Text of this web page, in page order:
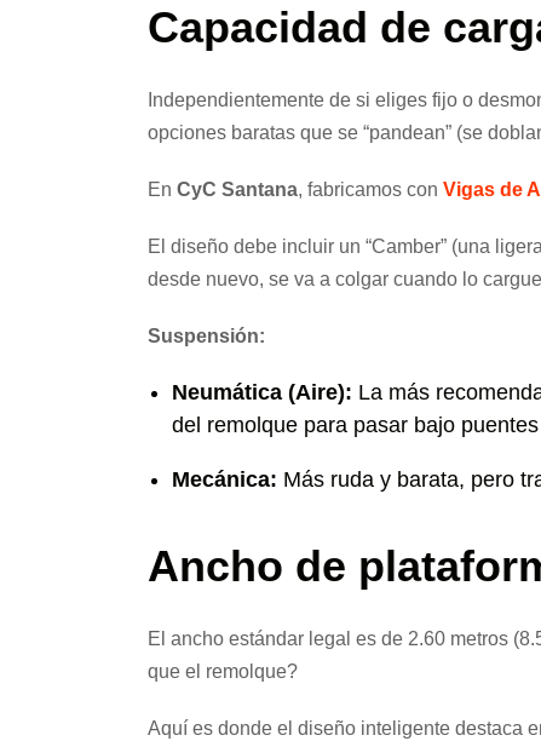
Capacidad de
Independientemente de si eliges fijo o
opciones baratas que se “pandean” (se
En CyC Santana, fabricamos con Vigas de
El diseño debe incluir un “Camber” (una
desde nuevo, se va a colgar cuando lo
Suspensión:
Neumática (Aire): La más
del remolque para pasar bajo
Mecánica: Más ruda y barata, pero
Ancho de
El ancho estándar legal es de 2.60 metros
que el remolque?
Aquí es donde el diseño inteligente destaca